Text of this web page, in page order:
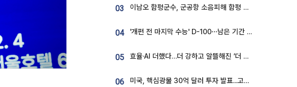
03 이남오 함평군수, 군공항 소음피해 함평 보상 요구
04 '개편 전 마지막 수능' D-100⋯남은 기간 성적 올릴 전략은
05 효율·AI 더했다…더 강하고 알뜰해진 ‘더 뉴 그랜저 하이브리드’ [ET의 모빌리티]
06 미국, 핵심광물 30억 달러 투자 발표...고려아연 대미투자 언급